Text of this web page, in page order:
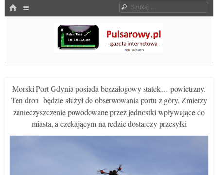
HOME Szukaj
Pulsarowy.pl
Morski Port Gdynia posiada bezzałogowy statek… powietrzny.
Ten dron będzie służył do obserwowania portu z góry. Zmierzy
zanieczyszczenie powodowane przez jednostki wpływające do
miasta, a czekającym na redzie dostarczy przesyłki